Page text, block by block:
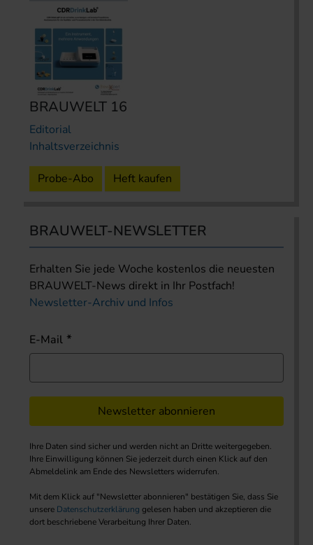
BRAUWELT 16
Editorial
Inhaltsverzeichnis
Probe-Abo Heft kaufen
BRAUWELT-NEWSLETTER
Erhalten Sie jede Woche kostenlos die neuesten
BRAUWELT-News direkt in Ihr Postfach!
Newsletter-Archiv und Infos
E-Mail
Newsletter abonnieren
Ihre Daten sind sicher und werden nicht an Dritte weitergegeben.
Ihre Einwilligung können Sie jederzeit durch einen Klick auf den
Abmeldelink am Ende des Newsletters widerrufen.
Mit dem Klick auf "Newsletter abonnieren" bestätigen Sie, dass Sie
unsere Datenschutzerklärung gelesen haben und akzeptieren die
dort beschriebene Verarbeitung Ihrer Daten.